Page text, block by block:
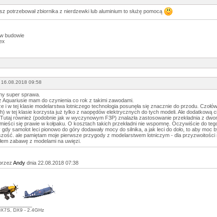
potrzebował zbiornika z nierdzewki lub aluminium to służę pomocą
budowie
09:58
super sprawa.
Aquariusie mam do czynienia co rok z takimi zawodami.
i w tej klasie modelarstwa lotniczego technologia posunęła się znacznie do przodu.
w tej klasie korzysta już tylko z naopędów elektrycznych do tych modeli. Ale dodatkową
również (podobnie jak w wyczynowym F3P) znalazła zastosowanie przekładnia z
się prawie w kołpaku. O kosztach takich przekładni nie wspomnę. Oczywiście do
gdy samolot leci pionowo do góry dodawały mocy do silnika, a jak leci do doło, to aby moc
ale pamiętam moje pierwsze przygody z modelarstwem lotniczym - dla przyzwoitości
zabawę z modelami na uwięzi.
Andy dnia 22.08.2018 07:38
DX9 - 2.4GHz